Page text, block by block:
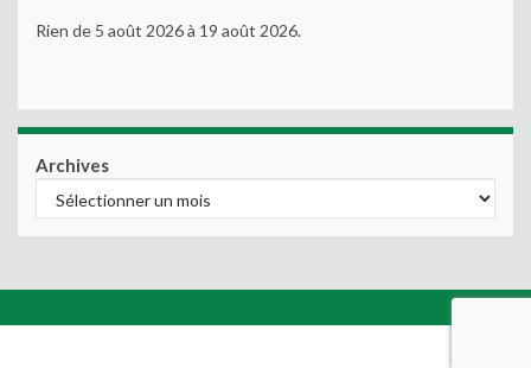
Rien de 5 août 2026 à 19 août 2026.
Archives